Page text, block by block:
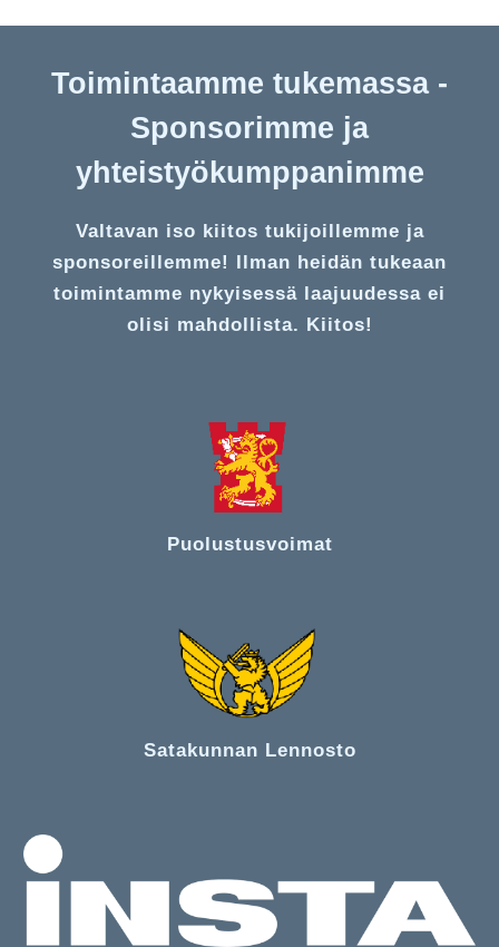
Toimintaamme tukemassa -
Sponsorimme ja
yhteistyökumppanimme
Valtavan iso kiitos tukijoillemme ja
sponsoreillemme! Ilman heidän tukeaan
toimintamme nykyisessä laajuudessa ei
olisi mahdollista. Kiitos!
Puolustusvoimat
Satakunnan Lennosto